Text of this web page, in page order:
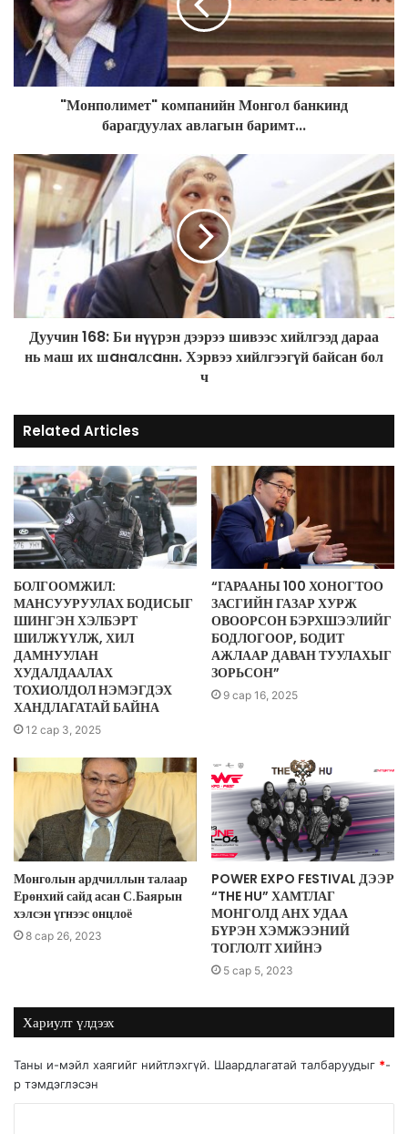
i
l
a
s
s
"Монполимет" компанийн Монгол банкинд
барагдуулах авлагын баримт...
Дуучин 168: Би нүүрэн дээрээ шивээс хийлгээд дараа
нь маш их шaнaлсaнн. Хэрвээ хийлгээгүй байсан бол
ч
Related Articles
БОЛГООМЖИЛ:
МАНСУУРУУЛАХ БОДИСЫГ
ШИНГЭН ХЭЛБЭРТ
ШИЛЖҮҮЛЖ, ХИЛ
ДАМНУУЛАН
ХУДАЛДААЛАХ
ТОХИОЛДОЛ НЭМЭГДЭХ
ХАНДЛАГАТАЙ БАЙНА
12 сар 3, 2025
“ГАРААНЫ 100 ХОНОГТОО
ЗАСГИЙН ГАЗАР ХУРЖ
ОВООРСОН БЭРХШЭЭЛИЙГ
БОДЛОГООР, БОДИТ
АЖЛААР ДАВАН ТУУЛАХЫГ
ЗОРЬСОН”
9 сар 16, 2025
Монголын ардчиллын талаар
Ерөнхий сайд асан С.Баярын
хэлсэн үгнээс онцлоё
8 сар 26, 2023
POWER EXPO FESTIVAL ДЭЭР
“THE HU” ХАМТЛАГ
МОНГОЛД АНХ УДАА
БҮРЭН ХЭМЖЭЭНИЙ
ТОГЛОЛТ ХИЙНЭ
5 сар 5, 2023
Хариулт үлдээх
Таны и-мэйл хаягийг нийтлэхгүй. Шаардлагатай талбаруудыг *-
р тэмдэглэсэн